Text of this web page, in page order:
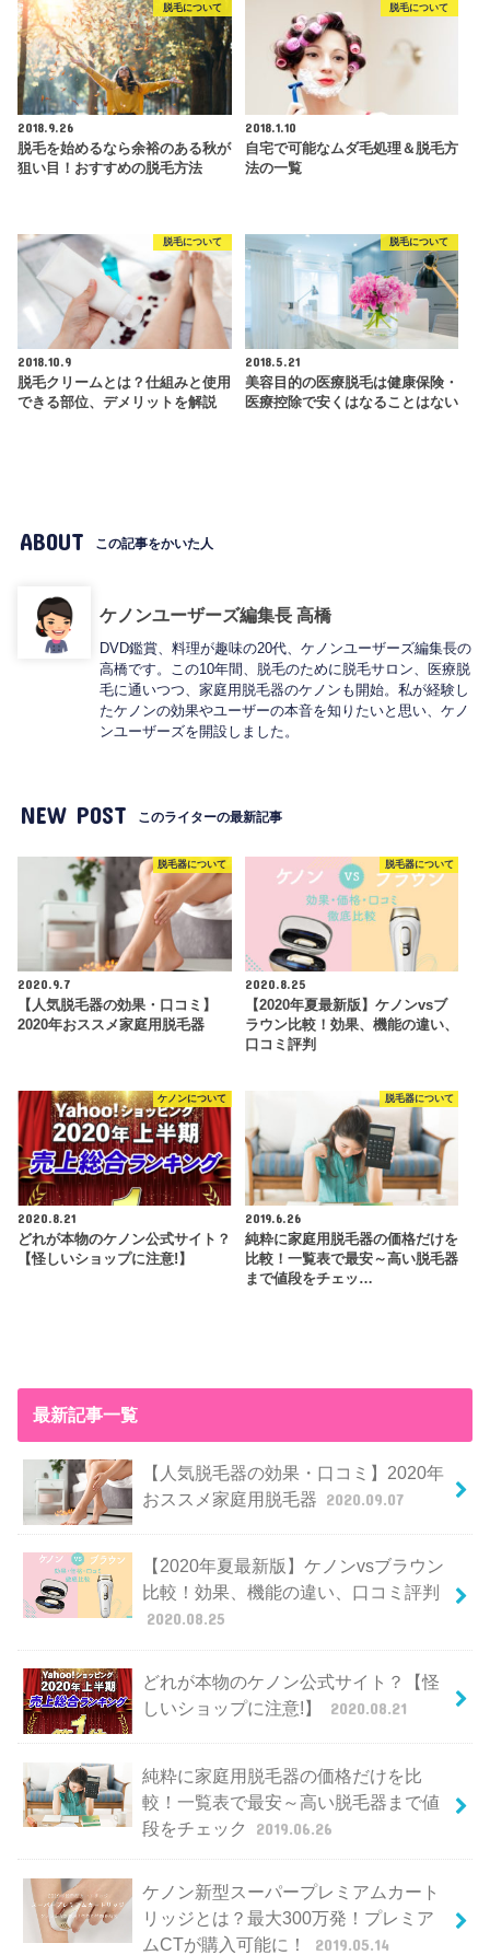
脱毛について
2018.9.26
脱毛を始めるなら余裕のある秋が
狙い目！おすすめの脱毛方法
脱毛について
2018.1.10
自宅で可能なムダ毛処理＆脱毛方
法の一覧
脱毛について
2018.10.9
脱毛クリームとは？仕組みと使用
できる部位、デメリットを解説
脱毛について
2018.5.21
美容目的の医療脱毛は健康保険・
医療控除で安くはなることはない
ABOUT この記事をかいた人
ケノンユーザーズ編集長 高橋
DVD鑑賞、料理が趣味の20代、ケノンユーザーズ編集長の
高橋です。この10年間、脱毛のために脱毛サロン、医療脱
毛に通いつつ、家庭用脱毛器のケノンも開始。私が経験し
たケノンの効果やユーザーの本音を知りたいと思い、ケノ
ンユーザーズを開設しました。
NEW POST このライターの最新記事
脱毛器について
2020.9.7
【人気脱毛器の効果・口コミ】
2020年おススメ家庭用脱毛器
脱毛器について
2020.8.25
【2020年夏最新版】ケノンvsブ
ラウン比較！効果、機能の違い、
口コミ評判
ケノンについて
2020.8.21
どれが本物のケノン公式サイト？
【怪しいショップに注意!】
脱毛器について
2019.6.26
純粋に家庭用脱毛器の価格だけを
比較！一覧表で最安～高い脱毛器
まで値段をチェッ…
最新記事一覧
【人気脱毛器の効果・口コミ】2020年
おススメ家庭用脱毛器 2020.09.07
【2020年夏最新版】ケノンvsブラウン
比較！効果、機能の違い、口コミ評判
2020.08.25
どれが本物のケノン公式サイト？【怪
しいショップに注意!】
2020.08.21
純粋に家庭用脱毛器の価格だけを比
較！一覧表で最安～高い脱毛器まで値
段をチェック
2019.06.26
ケノン新型スーパープレミアムカート
リッジとは？最大300万発！プレミア
ムCTが購入可能に！
2019.05.14